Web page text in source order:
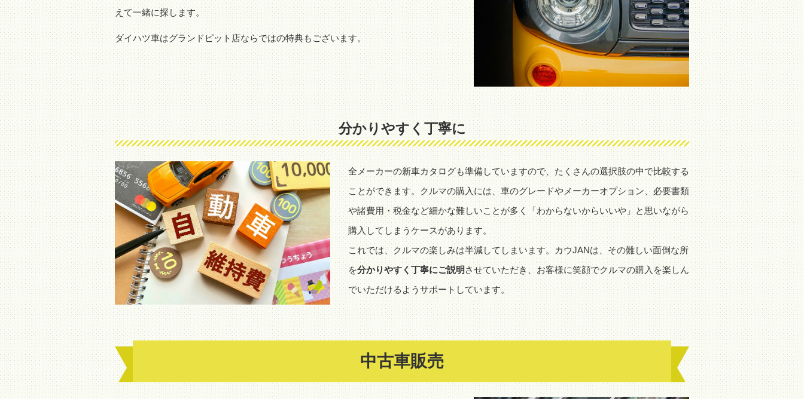
えて一緒に探します。
ダイハツ車はグランドピット店ならではの特典もございます。
分かりやすく丁寧に
全メーカーの新車カタログも準備していますので、たくさんの選択肢の中で比較する
ことができます。クルマの購入には、車のグレードやメーカーオプション、必要書類
や諸費用・税金など細かな難しいことが多く「わからないからいいや」と思いながら
購入してしまうケースがあります。
これでは、クルマの楽しみは半減してしまいます。カウJANは、その難しい面倒な所
を分かりやすく丁寧にご説明させていただき、お客様に笑顔でクルマの購入を楽しん
でいただけるようサポートしています。
中古車販売